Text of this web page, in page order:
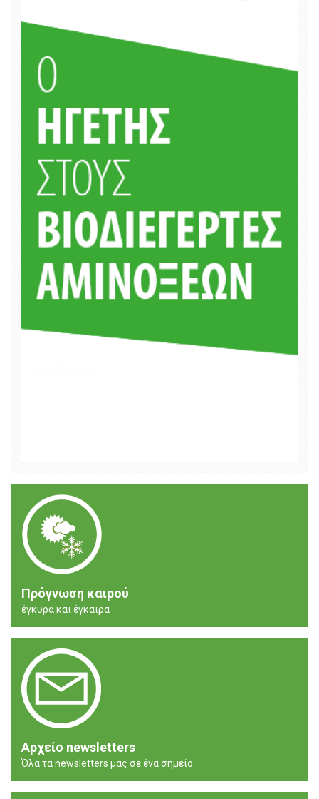
Πρόγνωση καιρού
έγκυρα και έγκαιρα
Αρχείο newsletters
Όλα τα newsletters μας σε ένα σημείο